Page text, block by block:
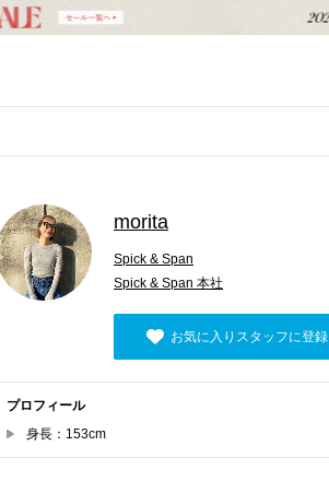
morita
Spick & Span
Spick & Span 本社
お気に入りスタッフに登録
プロフィール
身長：153cm